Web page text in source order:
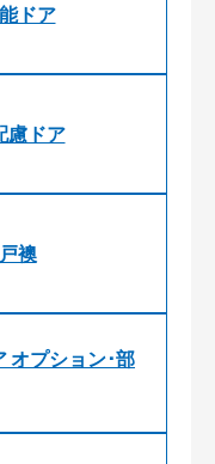
ドア
慮ドア
襖
オプション･部